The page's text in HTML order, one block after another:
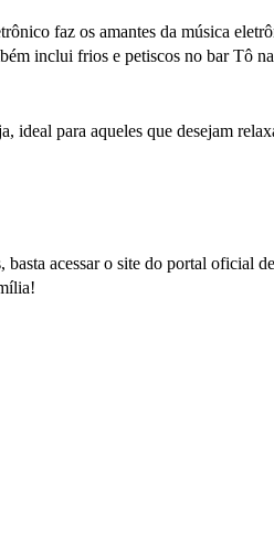
faz os amantes da música
inclui frios e petiscos no bar Tô na
ideal para aqueles que desejam
acessar o site do portal oficial